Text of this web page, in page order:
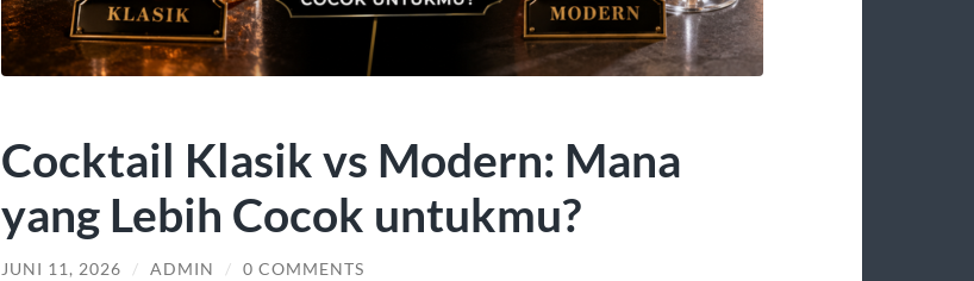
Cocktail Klasik vs Modern: Mana
yang Lebih Cocok untukmu?
JUNI 11, 2026 / ADMIN / 0 COMMENTS